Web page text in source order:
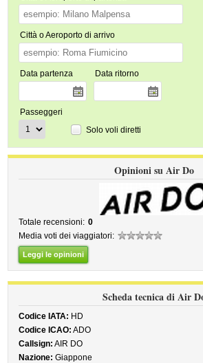
Città o Aeroporto di arrivo
Data partenza Data ritorno
Passeggeri
Solo voli diretti
Opinioni su Air Do
Totale recensioni: 0
Media voti dei viaggiatori:
Leggi le opinioni
Scheda tecnica di Air
Codice IATA: HD
Codice ICAO: ADO
Callsign: AIR DO
Nazione: Giappone